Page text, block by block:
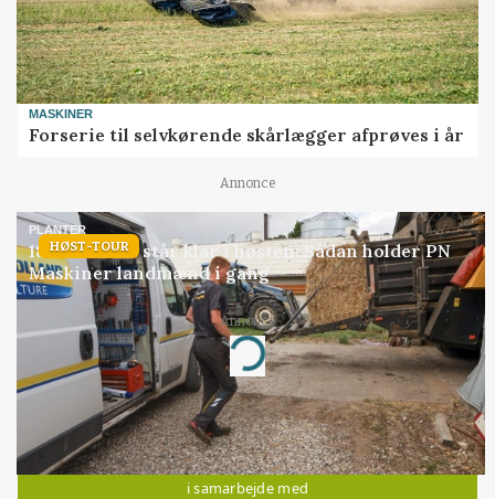
MASKINER
Forserie til selvkørende skårlægger afprøves i år
Annonce
HØST-TOUR
PLANTER
18 montører står klar i høsten: Sådan holder PN
Maskiner landmænd i gang
Annonce
Loading...
Jobs
i samarbejde med